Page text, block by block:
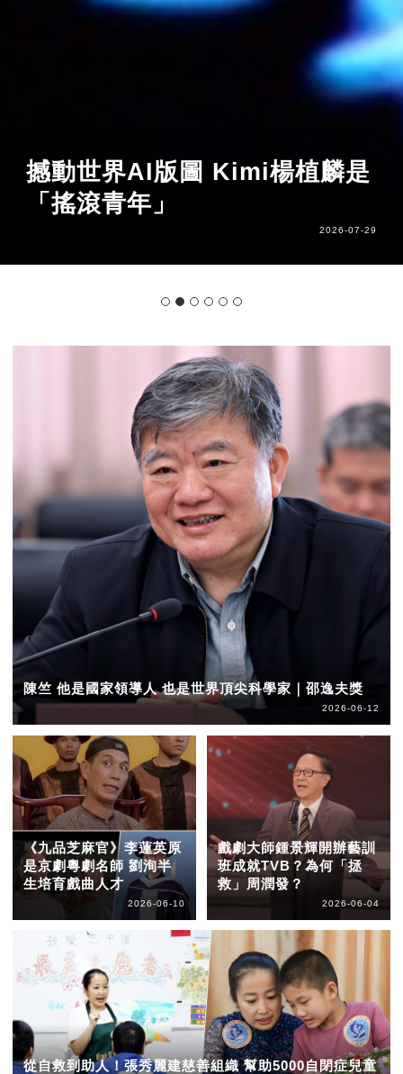
撼動世界AI版圖 Kimi楊植麟是
「搖滾青年」
2026-07-29
陳竺 他是國家領導人 也是世界頂尖科學家｜邵逸夫獎
2026-06-12
《九品芝麻官》李蓮英原
是京劇粵劇名師 劉洵半
生培育戲曲人才
2026-06-10
戲劇大師鍾景輝開辦藝訓
班成就TVB？為何「拯
救」周潤發？
2026-06-04
從自救到助人！張秀麗建慈善組織 幫助5000自閉症兒童